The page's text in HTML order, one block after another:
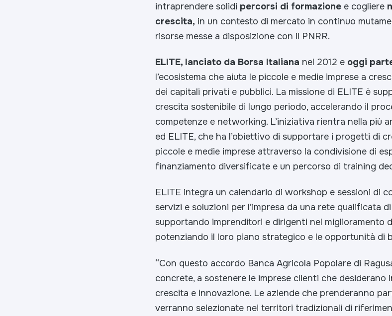
intraprendere solidi percorsi di formazione e cogliere
crescita, in un contesto di mercato in continuo
risorse messe a disposizione con il PNRR.
ELITE, lanciato da Borsa Italiana nel 2012 e oggi
l’ecosistema che aiuta le piccole e medie imprese a
dei capitali privati e pubblici. La missione di ELITE è
crescita sostenibile di lungo periodo, accelerando il
competenze e networking. L’iniziativa rientra nella più
ed ELITE, che ha l’obiettivo di supportare i progetti di
piccole e medie imprese attraverso la condivisione di
finanziamento diversificate e un percorso di training
ELITE integra un calendario di workshop e sessioni di
servizi e soluzioni per l’impresa da una rete qualificata
supportando imprenditori e dirigenti nel miglioramento
potenziando il loro piano strategico e le opportunità di
“Con questo accordo Banca Agricola Popolare di
concrete, a sostenere le imprese clienti che
crescita e innovazione. Le aziende che prenderanno
verranno selezionate nei territori tradizionali di